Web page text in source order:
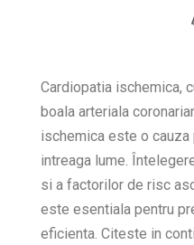
Cardiopatia ischemica,
boala arteriala
ischemica este o
intreaga lume.
si a factorilor de risc
este esentiala pentru
eficienta. Citeste in